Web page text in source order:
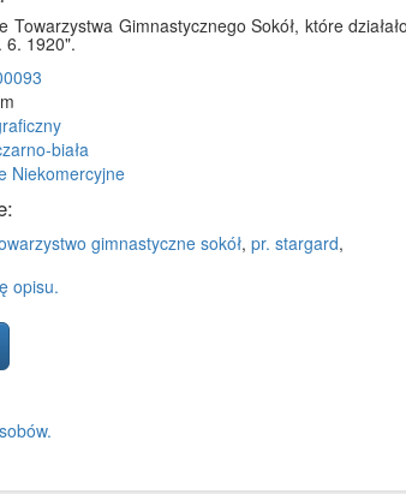
Towarzystwa Gimnastycznego Sokół, które
6. 1920".
biała
Niekomercyjne
gimnastyczne sokół, pr. stargard,
opisu.